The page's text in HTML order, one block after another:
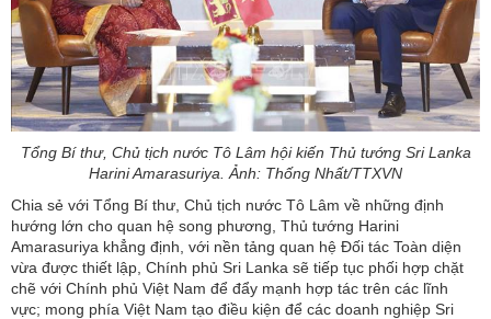
Tổng Bí thư, Chủ tịch nước Tô Lâm hội kiến Thủ tướng Sri Lanka
Harini Amarasuriya. Ảnh: Thống Nhất/TTXVN
Chia sẻ với Tổng Bí thư, Chủ tịch nước Tô Lâm về những định
hướng lớn cho quan hệ song phương, Thủ tướng Harini
Amarasuriya khẳng định, với nền tảng quan hệ Đối tác Toàn diện
vừa được thiết lập, Chính phủ Sri Lanka sẽ tiếp tục phối hợp chặt
chẽ với Chính phủ Việt Nam để đẩy mạnh hợp tác trên các lĩnh
vực; mong phía Việt Nam tạo điều kiện để các doanh nghiệp Sri